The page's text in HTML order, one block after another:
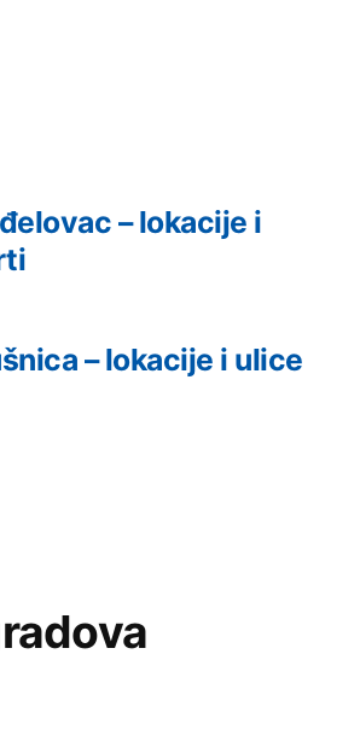
– lokacije i ulice
– lokacije i